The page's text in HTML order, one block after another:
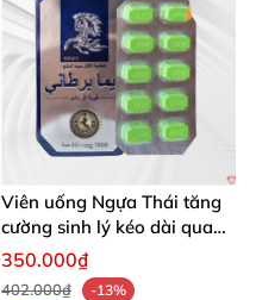
Viên uống Ngựa Thái tăng
cường sinh lý kéo dài quan
hệ
350.000₫
402.000₫
-13%